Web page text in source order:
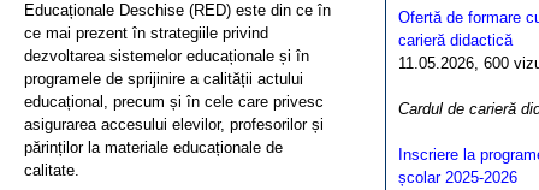
Ofertă de formare
carieră didactică
11.05.2026, 600
Cardul de carieră
Inscriere la
școlar 2025-2026
Educaționale Deschise (RED) este din ce în
ce mai prezent în strategiile privind
dezvoltarea sistemelor educaționale și în
programele de sprijinire a calității actului
educațional, precum și în cele care privesc
asigurarea accesului elevilor, profesorilor și
părinților la materiale educaționale de
calitate.